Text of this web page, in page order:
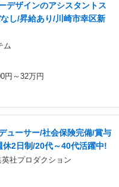
デザインのアシスタントス
し/昇給あり/川崎市幸区新
ム
円～32万円
ューサー/社会保険完備/賞与
休2日制/20代～40代活躍中!
社プロダクション